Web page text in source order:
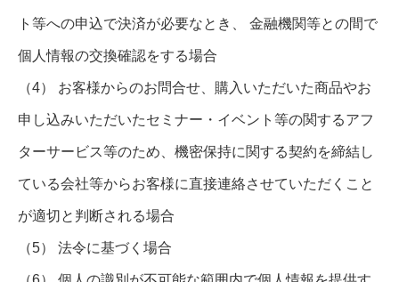
ト等への申込で決済が必要なとき、 金融機関等との間で
個人情報の交換確認をする場合
（4） お客様からのお問合せ、購入いただいた商品やお
申し込みいただいたセミナー・イベント等の関するアフ
ターサービス等のため、機密保持に関する契約を締結し
ている会社等からお客様に直接連絡させていただくこと
が適切と判断される場合
（5） 法令に基づく場合